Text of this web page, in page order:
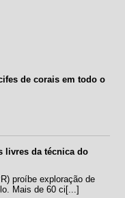
de corais em todo o
livres da técnica do
proíbe exploração de
Mais de 60 ci[...]